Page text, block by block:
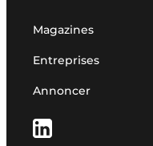
Magazines
Entreprises
Annoncer